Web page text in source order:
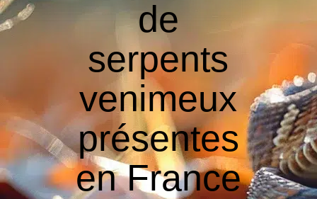
de
serpents
venimeux
présentes
en France